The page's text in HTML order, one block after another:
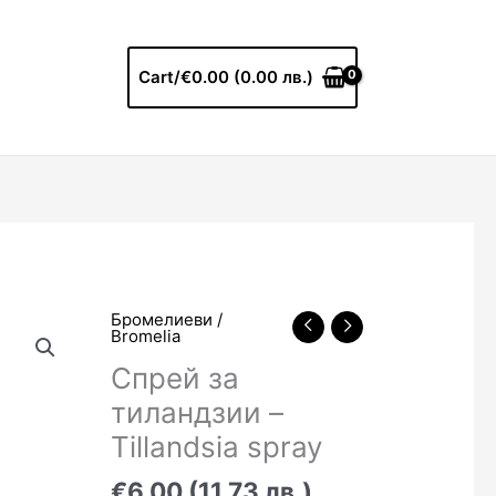
Cart/€0.00 (0.00 лв.)
Бромелиеви /
Bromelia
Спрей за
тиландзии –
Tillandsia spray